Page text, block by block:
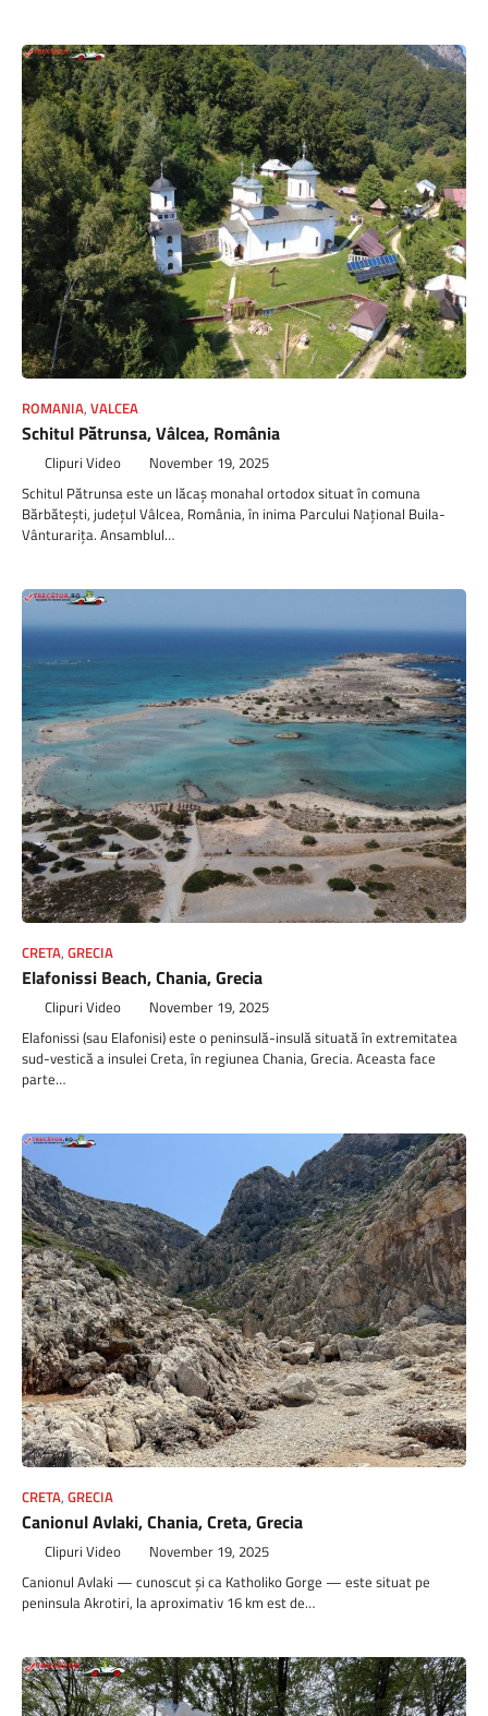
ROMANIA, VALCEA
Schitul Pătrunsa, Vâlcea, România
Clipuri Video November 19, 2025
Schitul Pătrunsa este un lăcaș monahal ortodox situat în comuna
Bărbătești, județul Vâlcea, România, în inima Parcului Național Buila-
Vânturarița. Ansamblul…
CRETA, GRECIA
Elafonissi Beach, Chania, Grecia
Clipuri Video November 19, 2025
Elafonissi (sau Elafonisi) este o peninsulă-insulă situată în extremitatea
sud-vestică a insulei Creta, în regiunea Chania, Grecia. Aceasta face
parte…
CRETA, GRECIA
Canionul Avlaki, Chania, Creta, Grecia
Clipuri Video November 19, 2025
Canionul Avlaki — cunoscut și ca Katholiko Gorge — este situat pe
peninsula Akrotiri, la aproximativ 16 km est de…